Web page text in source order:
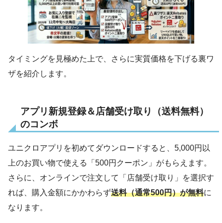
タイミングを見極めた上で、さらに実質価格を下げる裏ワ
ザを紹介します。
アプリ新規登録＆店舗受け取り（送料無料）
のコンボ
ユニクロアプリを初めてダウンロードすると、5,000円以
上のお買い物で使える「500円クーポン」がもらえます。
さらに、オンラインで注文して「店舗受け取り」を選択す
れば、購入金額にかかわらず送料（通常500円）が無料に
なります。